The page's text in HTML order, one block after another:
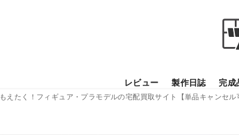
レビュー 製作日誌 完成
もえたく！フィギュア・プラモデルの宅配買取サイト【単品キャンセル